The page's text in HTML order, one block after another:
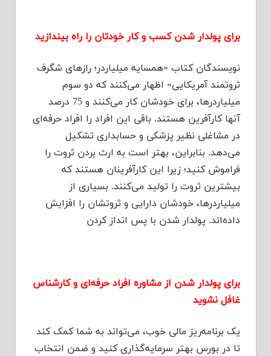
برای پولدار شدن کسب و کار خودتان را راه بیندازید
نویسندگان کتاب «همسایه میلیاردر؛ رازهای شگرف
ثروتمند آمریکایی» اظهار می‌کنند که دو سوم
میلیاردرها، برای خودشان کار می‌کنند و 75 درصد
آنها کارآفرین هستند. باقی این افراد را افراد حرفه‌ای
در مشاغلی نظیر پزشکی و حسابداری تشکیل
می‌دهد. بنابراین، بهتر است به ارث بردن ثروت را
فراموش کنید؛ زیرا این کارآفرینان هستند که
بیشترین ثروت را تولید می‌کنند. بسیاری از
میلیاردرها، خودشان دارایی و ثروتشان را افزایش
داده‌اند. پولدار شدن با پس انداز کردن
برای پولدار شدن از مشاوره افراد حرفه‌ای و کارشناس
غافل نشوید
یک برنامه‌ریز مالی خوب، می‌تواند به شما کمک کند
تا در بورس بهتر سرمایه‌گذاری کنید و ضمن انتخاب